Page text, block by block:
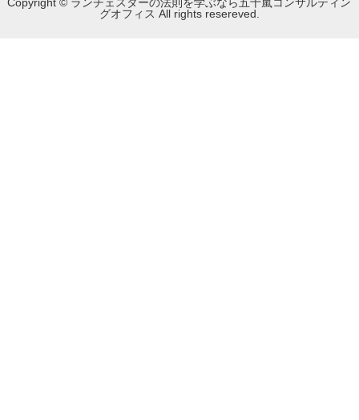
グオフィス All rights resereved.